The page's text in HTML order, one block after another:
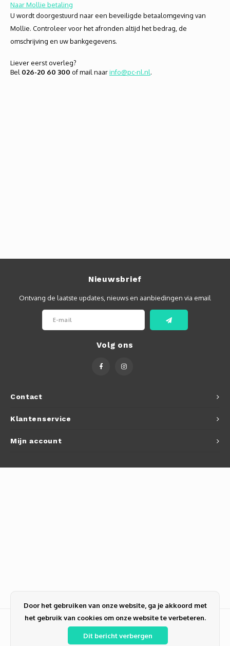
Naar Mollie betaling
U wordt doorgestuurd naar een beveiligde betaalomgeving van
Mollie. Controleer voor het afronden altijd het bedrag, de
omschrijving en uw bankgegevens.
Liever eerst overleg?
Bel 026-20 60 300 of mail naarinfo@pc-nl.nl.
Contact
Nieuwsbrief
Ontvang de laatste updates, nieuws en aanbiedingen via email
Volg ons
Klantenservice
Mijn account
Door het gebruiken van onze website, ga je akkoord met
het gebruik van cookies om onze website te verbeteren.
Dit bericht verbergen